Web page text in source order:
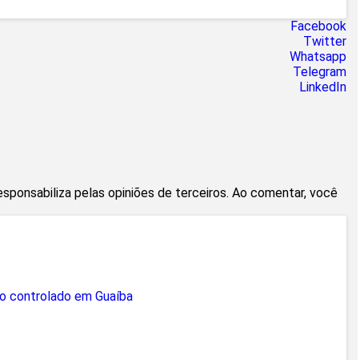
Facebook
Twitter
Whatsapp
Telegram
LinkedIn
pelas opiniões de terceiros. Ao comentar, você